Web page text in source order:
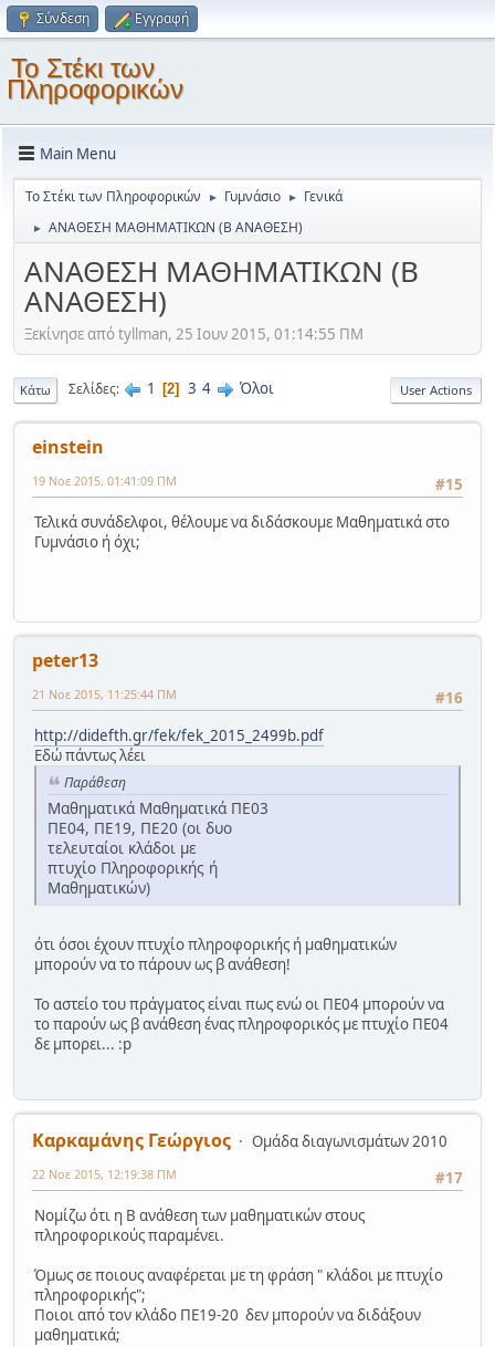
Σύνδεση Εγγραφή
Το Στέκι των
Πληροφορικών
Main Menu
Το Στέκι των Πληροφορικών ► Γυμνάσιο ► Γενικά
► ΑΝΑΘΕΣΗ ΜΑΘΗΜΑΤΙΚΩΝ (Β ΑΝΑΘΕΣΗ)
ΑΝΑΘΕΣΗ ΜΑΘΗΜΑΤΙΚΩΝ (Β
ΑΝΑΘΕΣΗ)
Ξεκίνησε από tyllman, 25 Ιουν 2015, 01:14:55 ΠΜ
Κάτω Σελίδες 1 2 3 4 Όλοι User Actions
einstein
#15
19 Νοε 2015, 01:41:09 ΠΜ
Τελικά συνάδελφοι, θέλουμε να διδάσκουμε Μαθηματικά στο
Γυμνάσιο ή όχι;
peter13
#16
21 Νοε 2015, 11:25:44 ΠΜ
http://didefth.gr/fek/fek_2015_2499b.pdf
Εδώ πάντως λέει
Παράθεση
Μαθηματικά Μαθηματικά ΠΕ03
ΠΕ04, ΠΕ19, ΠΕ20 (οι δυο
τελευταίοι κλάδοι με
πτυχίο Πληροφορικής ή
Μαθηματικών)
ότι όσοι έχουν πτυχίο πληροφορικής ή μαθηματικών
μπορούν να το πάρουν ως β ανάθεση!
Το αστείο του πράγματος είναι πως ενώ οι ΠΕ04 μπορούν να
το παρούν ως β ανάθεση ένας πληροφορικός με πτυχίο ΠΕ04
δε μπορει... :p
Καρκαμάνης Γεώργιος
Ομάδα διαγωνισμάτων 2010
#17
22 Νοε 2015, 12:19:38 ΠΜ
Νομίζω ότι η Β ανάθεση των μαθηματικών στους
πληροφορικούς παραμένει.
Όμως σε ποιους αναφέρεται με τη φράση " κλάδοι με πτυχίο
πληροφορικής";
Ποιοι από τον κλάδο ΠΕ19-20 δεν μπορούν να διδάξουν
μαθηματικά;